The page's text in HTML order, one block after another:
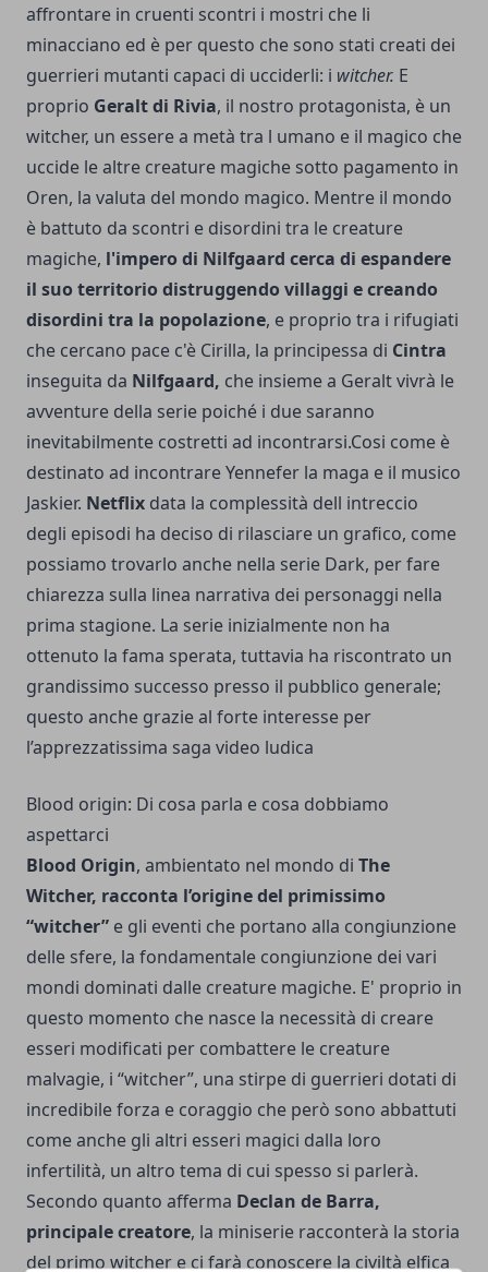
affrontare in cruenti scontri i mostri che li
minacciano ed è per questo che sono stati creati dei
guerrieri mutanti capaci di ucciderli: i witcher. E
proprio Geralt di Rivia, il nostro protagonista, è un
witcher, un essere a metà tra l umano e il magico che
uccide le altre creature magiche sotto pagamento in
Oren, la valuta del mondo magico. Mentre il mondo
è battuto da scontri e disordini tra le creature
magiche, l'impero di Nilfgaard cerca di espandere
il suo territorio distruggendo villaggi e creando
disordini tra la popolazione, e proprio tra i rifugiati
che cercano pace c'è Cirilla, la principessa di Cintra
inseguita da Nilfgaard, che insieme a Geralt vivrà le
avventure della serie poiché i due saranno
inevitabilmente costretti ad incontrarsi.Cosi come è
destinato ad incontrare Yennefer la maga e il musico
Jaskier. Netflix data la complessità dell intreccio
degli episodi ha deciso di rilasciare un grafico, come
possiamo trovarlo anche nella serie Dark, per fare
chiarezza sulla linea narrativa dei personaggi nella
prima stagione. La serie inizialmente non ha
ottenuto la fama sperata, tuttavia ha riscontrato un
grandissimo successo presso il pubblico generale;
questo anche grazie al forte interesse per
l’apprezzatissima saga video ludica
Blood origin: Di cosa parla e cosa dobbiamo
aspettarci
Blood Origin, ambientato nel mondo di The
Witcher, racconta l’origine del primissimo
“witcher” e gli eventi che portano alla congiunzione
delle sfere, la fondamentale congiunzione dei vari
mondi dominati dalle creature magiche. E' proprio in
questo momento che nasce la necessità di creare
esseri modificati per combattere le creature
malvagie, i “witcher”, una stirpe di guerrieri dotati di
incredibile forza e coraggio che però sono abbattuti
come anche gli altri esseri magici dalla loro
infertilità, un altro tema di cui spesso si parlerà.
Secondo quanto afferma Declan de Barra,
principale creatore, la miniserie racconterà la storia
del primo witcher e ci farà conoscere la civiltà elfica